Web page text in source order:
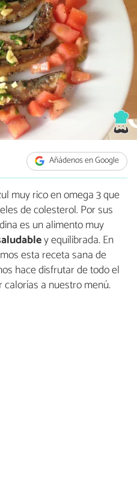
Añádenos en Google
muy rico en omega 3 que
de colesterol. Por sus
es un alimento muy
y equilibrada. En
esta receta sana de
hace disfrutar de todo el
a nuestro menú.